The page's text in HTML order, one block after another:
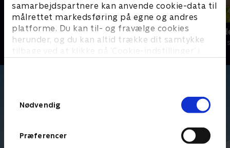
samarbejdspartnere kan anvende cookie-data til
målrettet markedsføring på egne og andres
platforme. Du kan til- og fravælge cookies
herunder, og du kan altid trække dit samtykke
tilbage ved at klikke på ’Cookie-indstillinger’ i
Nødvendig
Præferencer
Hunden Ib
Børneserier • 1 sæsoner
Jungle
Børneserier • 2